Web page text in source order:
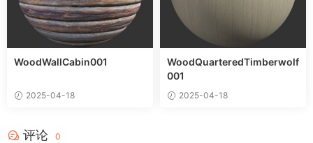
WoodWallCabin001
2025-04-18
WoodQuarteredTimberwolf
001
2025-04-18
评论 0